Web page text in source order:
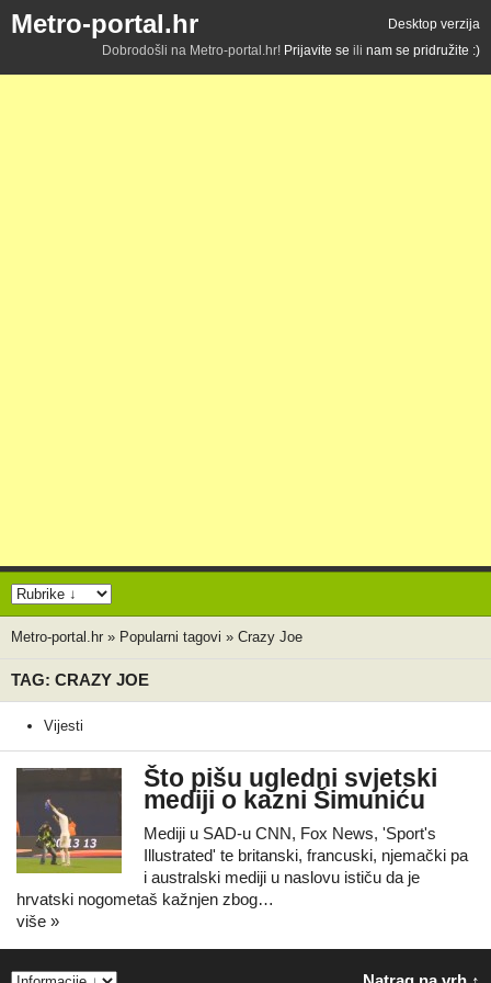
Metro-portal.hr
Desktop verzija
Dobrodošli na Metro-portal.hr! Prijavite se ili nam se pridružite :)
Metro-portal.hr » Popularni tagovi » Crazy Joe
TAG: CRAZY JOE
Vijesti
Što pišu ugledni svjetski
mediji o kazni Šimuniću
Mediji u SAD-u CNN, Fox News, 'Sport's
Illustrated' te britanski, francuski, njemački pa
i australski mediji u naslovu ističu da je
hrvatski nogometaš kažnjen zbog…
više »